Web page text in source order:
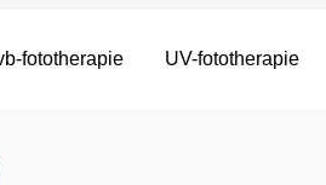
fototherapie UV-fototherapie